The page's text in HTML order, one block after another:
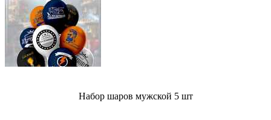
Набор шаров мужской 5 шт